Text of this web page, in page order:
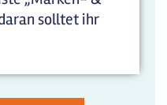
solltet ihr